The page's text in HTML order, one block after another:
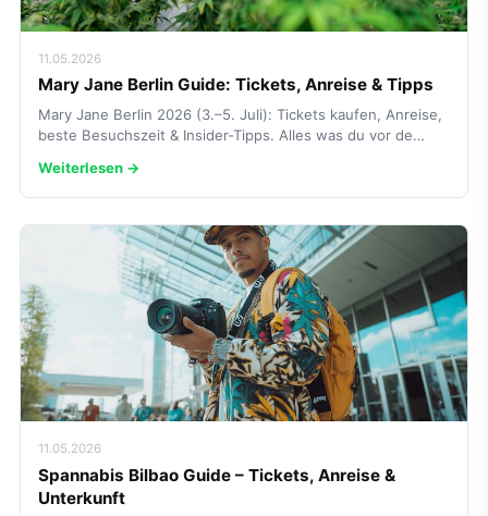
11.05.2026
Mary Jane Berlin Guide: Tickets, Anreise & Tipps
Mary Jane Berlin 2026 (3.–5. Juli): Tickets kaufen, Anreise,
beste Besuchszeit & Insider-Tipps. Alles was du vor de…
Weiterlesen →
11.05.2026
Spannabis Bilbao Guide – Tickets, Anreise &
Unterkunft